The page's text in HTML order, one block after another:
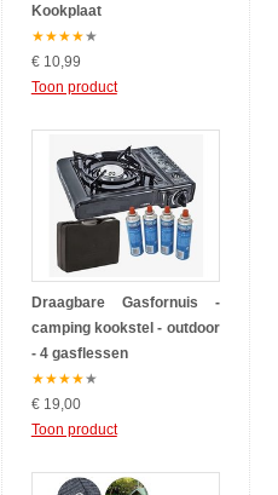
Kookplaat
★★★★★
€ 10,99
Toon product
Draagbare Gasfornuis -
camping kookstel - outdoor
- 4 gasflessen
★★★★★
€ 19,00
Toon product